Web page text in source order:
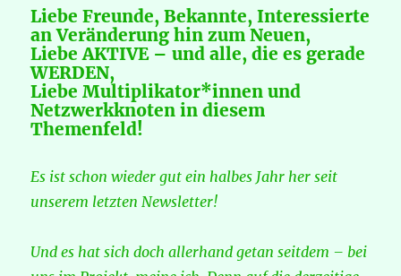
Recherchefehler???
Liebe Freunde, Bekannte, Interessierte
an Veränderung hin zum Neuen,
Liebe AKTIVE – und alle, die es gerade
WERDEN,
Liebe Multiplikator*innen und
Netzwerkknoten in diesem
Themenfeld!
Es ist schon wieder gut ein halbes Jahr her seit
unserem letzten Newsletter!
Und es hat sich doch allerhand getan seitdem – bei